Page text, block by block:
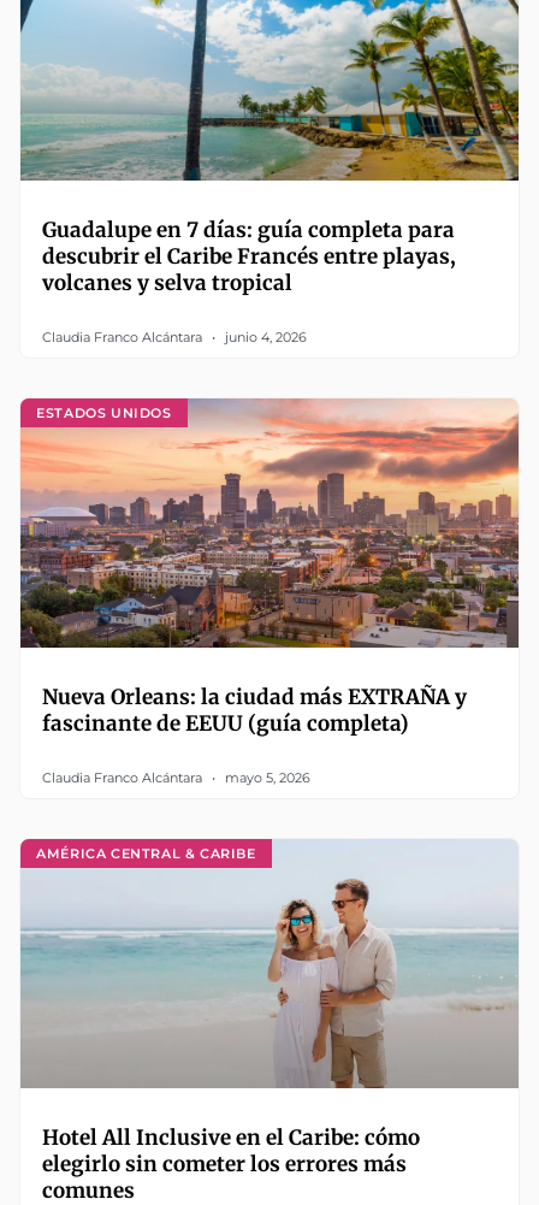
Guadalupe en 7 días: guía completa para
descubrir el Caribe Francés entre playas,
volcanes y selva tropical
Claudia Franco Alcántara junio 4, 2026
ESTADOS UNIDOS
Nueva Orleans: la ciudad más EXTRAÑA y
fascinante de EEUU (guía completa)
Claudia Franco Alcántara mayo 5, 2026
AMÉRICA CENTRAL & CARIBE
Hotel All Inclusive en el Caribe: cómo
elegirlo sin cometer los errores más
comunes